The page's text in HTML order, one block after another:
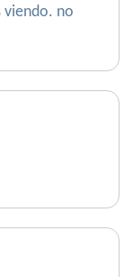
viendo. no